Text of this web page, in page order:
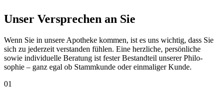
Unser Versprechen an Sie
Wenn Sie in unsere Apotheke kommen, ist es uns wichtig, dass Sie
sich zu jederzeit ver­stan­den fühlen. Eine herzliche, persönliche
sowie individuelle Beratung ist fester Be­stand­teil unserer Philo­
sophie – ganz egal ob Stamm­kunde oder einmaliger Kunde.
01